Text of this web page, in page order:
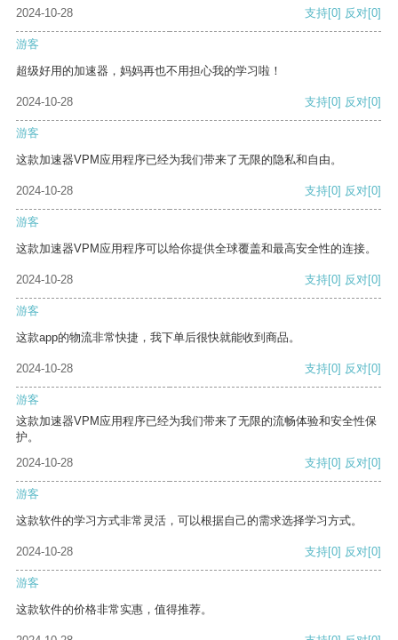
2024-10-28
支持[0] 反对[0]
游客
超级好用的加速器，妈妈再也不用担心我的学习啦！
2024-10-28 支持[0] 反对[0]
游客
这款加速器VPM应用程序已经为我们带来了无限的隐私和自由。
2024-10-28 支持[0] 反对[0]
游客
这款加速器VPM应用程序可以给你提供全球覆盖和最高安全性的连接。
2024-10-28 支持[0] 反对[0]
游客
这款app的物流非常快捷，我下单后很快就能收到商品。
2024-10-28 支持[0] 反对[0]
游客
这款加速器VPM应用程序已经为我们带来了无限的流畅体验和安全性保
护。
2024-10-28
支持[0] 反对[0]
游客
这款软件的学习方式非常灵活，可以根据自己的需求选择学习方式。
2024-10-28 支持[0] 反对[0]
游客
这款软件的价格非常实惠，值得推荐。